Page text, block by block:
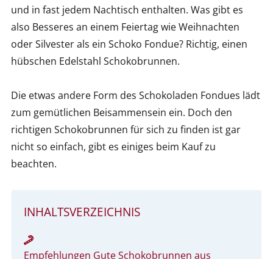
und in fast jedem Nachtisch enthalten. Was gibt es
also Besseres an einem Feiertag wie Weihnachten
oder Silvester als ein Schoko Fondue? Richtig, einen
hübschen Edelstahl Schokobrunnen.
Die etwas andere Form des Schokoladen Fondues lädt
zum gemütlichen Beisammensein ein. Doch den
richtigen Schokobrunnen für sich zu finden ist gar
nicht so einfach, gibt es einiges beim Kauf zu
beachten.
INHALTSVERZEICHNIS
Empfehlungen Gute Schokobrunnen aus